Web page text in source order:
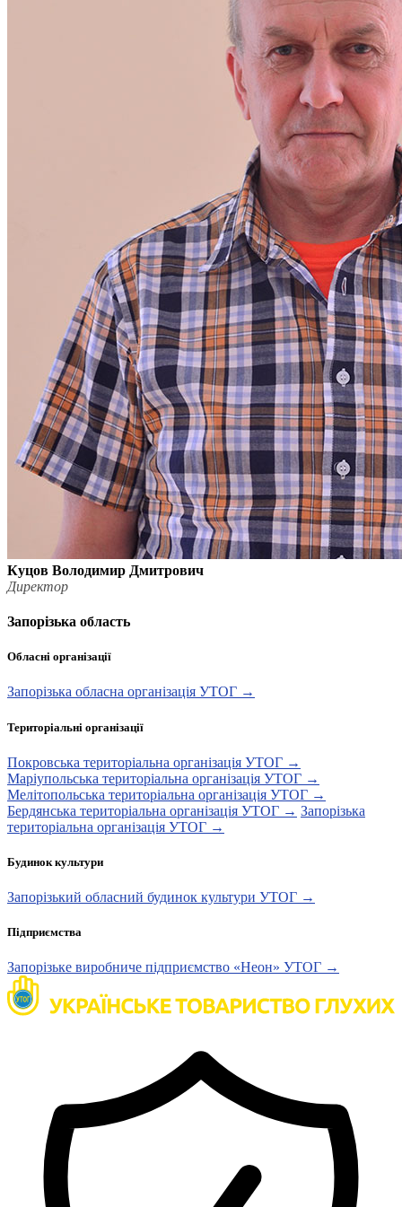
Куцов Володимир Дмитрович
Директор
Запорізька область
Обласні організації
Запорізька обласна організація УТОГ →
Територіальні організації
Покровська територіальна організація УТОГ →
Маріупольська територіальна організація УТОГ →
Мелітопольська територіальна організація УТОГ →
Бердянська територіальна організація УТОГ → Запорізька
територіальна організація УТОГ →
Будинок культури
Запорізький обласний будинок культури УТОГ →
Підприємства
Запорізьке виробниче підприємство «Неон» УТОГ →